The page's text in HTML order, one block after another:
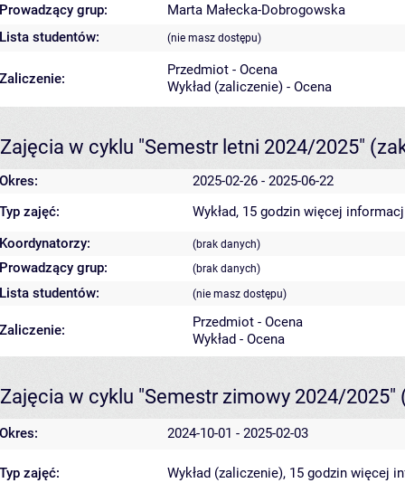
Prowadzący grup:
Marta Małecka-Dobrogowska
Lista studentów:
(nie masz dostępu)
Zaliczenie:
Przedmiot - Ocena
Wykład (zaliczenie) - Ocena
Zajęcia w cyklu "Semestr letni 2024/2025"
Okres:
2025-02-26 - 2025-06-22
Typ zajęć:
Wykład, 15 godzin więcej
Koordynatorzy:
(brak danych)
Prowadzący grup: (brak danych)
Lista studentów: (nie masz dostępu)
Zaliczenie:
Przedmiot - Ocena
Wykład - Ocena
Zajęcia w cyklu "Semestr zimowy 2024/2025"
Okres: 2024-10-01 - 2025-02-03
Typ zajęć: Wykład (zaliczenie), 15 godzin więcej